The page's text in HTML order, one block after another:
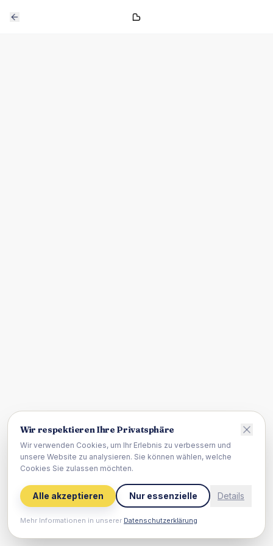
Wir respektieren Ihre Privatsphäre
Wir verwenden Cookies, um Ihr Erlebnis zu verbessern und
unsere Website zu analysieren. Sie können wählen, welche
Cookies Sie zulassen möchten.
Alle akzeptieren Nur essenzielle Details
Mehr Informationen in unserer Datenschutzerklärung